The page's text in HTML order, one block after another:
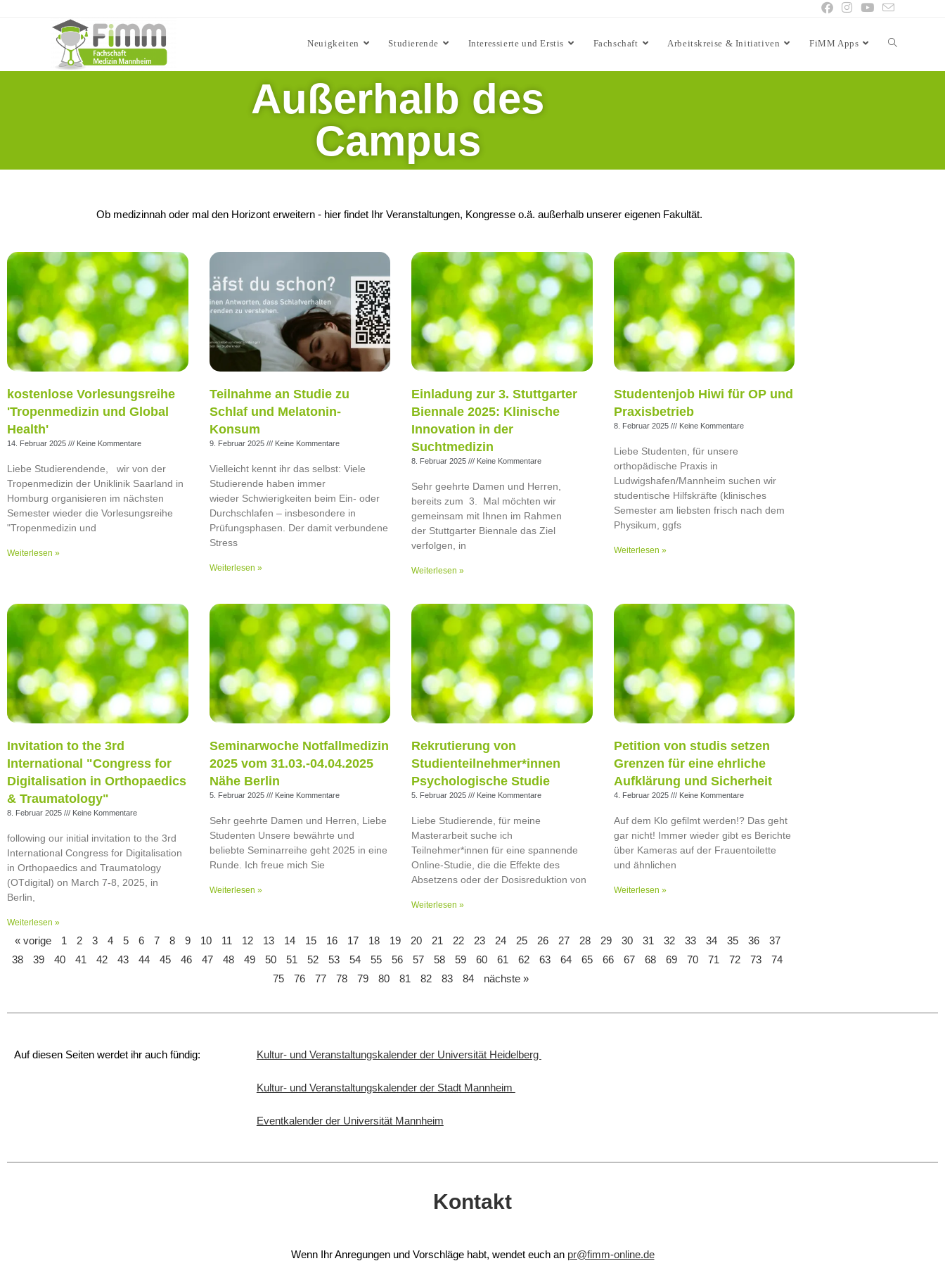
Neuigkeiten Studierende Interessierte und Erstis Fachschaft Arbeitskreise & Initiativen FiMM Apps
Außerhalb des
Campus
Ob medizinnah oder mal den Horizont erweitern - hier findet Ihr Veranstaltungen, Kongresse o.ä. außerhalb unserer eigenen Fakultät.
kostenlose Vorlesungsreihe
'Tropenmedizin und Global
Health'
14. Februar 2025 Keine Kommentare
Liebe Studierendende, wir von der
Tropenmedizin der Uniklinik Saarland in
Homburg organisieren im nächsten
Semester wieder die Vorlesungsreihe
"Tropenmedizin und
Weiterlesen »
Teilnahme an Studie zu
Schlaf und Melatonin-
Konsum
9. Februar 2025 Keine Kommentare
Vielleicht kennt ihr das selbst: Viele
Studierende haben immer
wieder Schwierigkeiten beim Ein- oder
Durchschlafen – insbesondere in
Prüfungsphasen. Der damit verbundene
Stress
Weiterlesen »
Einladung zur 3. Stuttgarter
Biennale 2025: Klinische
Innovation in der
Suchtmedizin
8. Februar 2025 Keine Kommentare
Sehr geehrte Damen und Herren,
bereits zum 3. Mal möchten wir
gemeinsam mit Ihnen im Rahmen
der Stuttgarter Biennale das Ziel
verfolgen, in
Weiterlesen »
Studentenjob Hiwi für OP und
Praxisbetrieb
8. Februar 2025 Keine Kommentare
Liebe Studenten, für unsere
orthopädische Praxis in
Ludwigshafen/Mannheim suchen wir
studentische Hilfskräfte (klinisches
Semester am liebsten frisch nach dem
Physikum, ggfs
Weiterlesen »
Invitation to the 3rd
International "Congress for
Digitalisation in Orthopaedics
& Traumatology"
8. Februar 2025 Keine Kommentare
following our initial invitation to the 3rd
International Congress for Digitalisation
in Orthopaedics and Traumatology
(OTdigital) on March 7-8, 2025, in
Berlin,
Weiterlesen »
Seminarwoche Notfallmedizin
2025 vom 31.03.-04.04.2025
Nähe Berlin
5. Februar 2025 Keine Kommentare
Sehr geehrte Damen und Herren, Liebe
Studenten Unsere bewährte und
beliebte Seminarreihe geht 2025 in eine
Runde. Ich freue mich Sie
Weiterlesen »
Rekrutierung von
Studienteilnehmer*innen
Psychologische Studie
5. Februar 2025 Keine Kommentare
Liebe Studierende, für meine
Masterarbeit suche ich
Teilnehmer*innen für eine spannende
Online-Studie, die die Effekte des
Absetzens oder der Dosisreduktion von
Weiterlesen »
Petition von studis setzen
Grenzen für eine ehrliche
Aufklärung und Sicherheit
4. Februar 2025 Keine Kommentare
Auf dem Klo gefilmt werden!? Das geht
gar nicht! Immer wieder gibt es Berichte
über Kameras auf der Frauentoilette
und ähnlichen
Weiterlesen »
« vorige 1 2 3 4 5 6 7 8 9 10 11 12 13 14 15 16 17 18 19 20 21 22 23 24 25 26 27 28 29 30 31 32 33 34 35 36
37
38
39 40 41 42 43 44 45 46 47 48 49 50 51 52 53 54 55 56 57 58 59 60 61 62 63 64 65 66 67 68 69 70 71 72 73
74
75
76 77 78 79 80 81 82 83 84 nächste »
Auf diesen Seiten werdet ihr auch fündig: Kultur- und Veranstaltungskalender der Universität Heidelberg
Kultur- und Veranstaltungskalender der Stadt Mannheim
Eventkalender der Universität Mannheim
Kontakt
Wenn Ihr Anregungen und Vorschläge habt, wendet euch an pr@fimm-online.de